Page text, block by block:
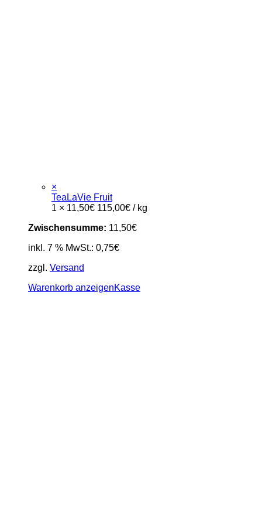
×
TeaLaVie Fruit
1 × 11,50€ 115,00€ / kg
Zwischensumme: 11,50€
inkl. 7 % MwSt.: 0,75€
zzgl. Versand
Warenkorb anzeigenKasse